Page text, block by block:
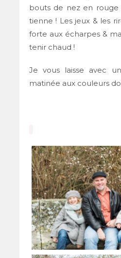
bouts de nez en rouge
tienne ! Les jeux & les
forte aux écharpes &
tenir chaud !
Je vous laisse avec
matinée aux couleurs